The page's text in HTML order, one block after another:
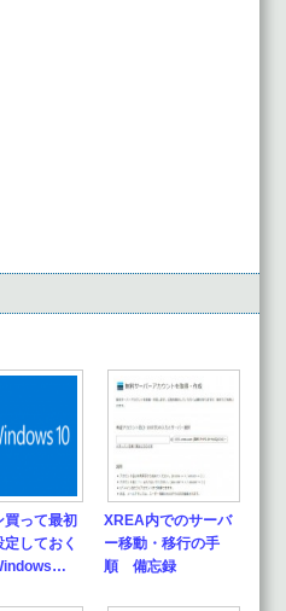
買って最初
定しておく
XREA内でのサーバ
ー移動・移行の手
順 備忘録